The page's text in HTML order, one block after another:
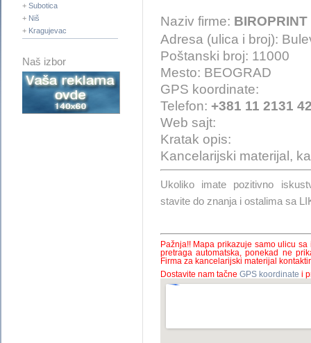
+ Subotica
+ Niš
+ Kragujevac
Naš izbor
Naziv firme: BIROPRINT
Adresa (ulica i broj):
Poštanski broj: 11000
Mesto: BEOGRAD
GPS koordinate:
Telefon: +381 11 2131
Web sajt:
Kratak opis:
Kancelarijski materijal,
Ukoliko imate pozitivno
stavite do znanja i ostalima sa
Pažnja!! Mapa prikazuje samo ulicu
pretraga automatska, ponekad ne
Firma za kancelarijski materijal
Dostavite nam tačne GPS koordinate i